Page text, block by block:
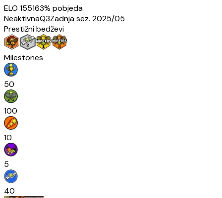
ELO 155163% pobjeda
NeaktivnaQ3Zadnja sez. 2025/05
Prestižni bedževi
Milestones
50
100
10
5
40